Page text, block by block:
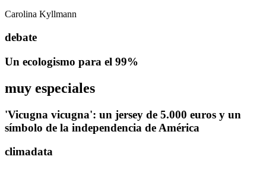
Carolina Kyllmann
debate
Un ecologismo para el 99%
muy especiales
'Vicugna vicugna': un jersey de 5.000 euros y un
símbolo de la independencia de América
climadata